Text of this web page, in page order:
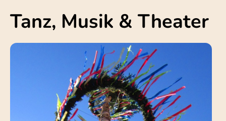
Tanz, Musik & Theater